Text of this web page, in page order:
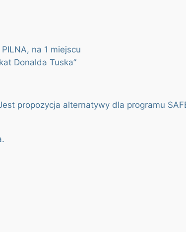
na 1 miejscu
Donalda Tuska”
propozycja alternatywy dla programu